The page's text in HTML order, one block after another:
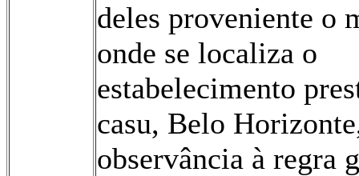
deles proveniente o
onde se localiza o
estabelecimento
casu, Belo
observância à regra